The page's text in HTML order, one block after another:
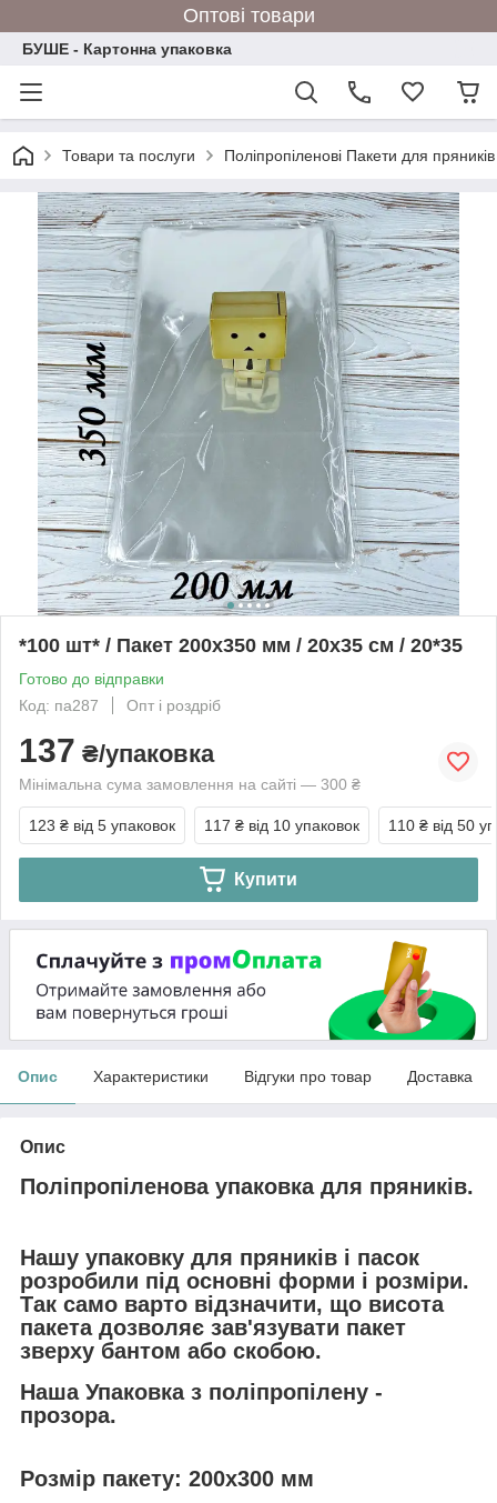
Оптові товари
БУШЕ - Картонна упаковка
Товари та послуги Поліпропіленові Пакети для
*100 шт* / Пакет 200х350 мм / 20x35 см / 20*35
Готово до відправки
Код: па287
Опт і роздріб
137 ₴/упаковка
Мінімальна сума замовлення на сайті — 300 ₴
123 ₴ від 5 упаковок 117 ₴ від 10 упаковок 110 ₴ від 50
Купити
Опис Характеристики Відгуки про товар Доставка
Опис
Поліпропіленова упаковка для пряників.
Нашу упаковку для пряників і пасок
розробили під основні форми і розміри.
Так само варто відзначити, що висота
пакета дозволяє зав'язувати пакет
зверху бантом або скобою.
Наша Упаковка з поліпропілену -
прозора.
Розмір пакету: 200х300 мм